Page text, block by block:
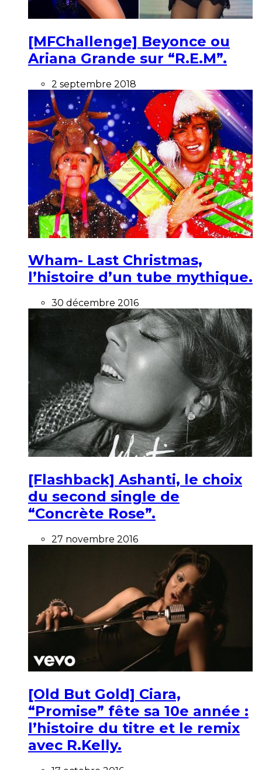
[MFChallenge] Beyonce ou
Ariana Grande sur “R.E.M”.
2 septembre 2018
Wham- Last Christmas,
l’histoire d’un tube mythique.
30 décembre 2016
[Flashback] Ashanti, le choix
du second single de
“Concrète Rose”.
27 novembre 2016
[Old But Gold] Ciara,
“Promise” fête sa 10e année :
l’histoire du titre et le remix
avec R.Kelly.